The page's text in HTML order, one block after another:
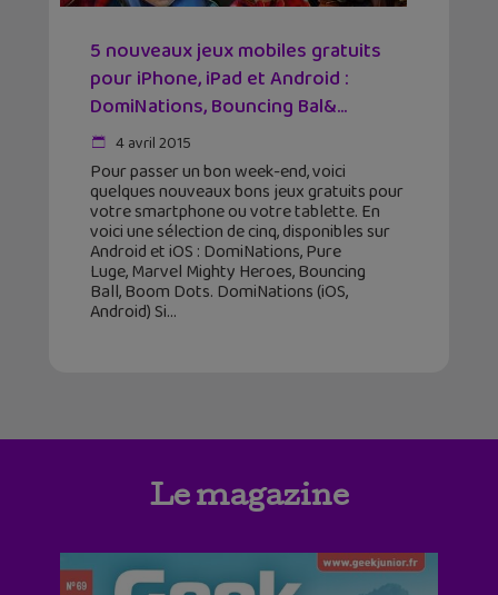
5 nouveaux jeux mobiles gratuits
pour iPhone, iPad et Android :
DomiNations, Bouncing Bal&...
4 avril 2015
Pour passer un bon week-end, voici
quelques nouveaux bons jeux gratuits pour
votre smartphone ou votre tablette. En
voici une sélection de cinq, disponibles sur
Android et iOS : DomiNations, Pure
Luge, Marvel Mighty Heroes, Bouncing
Ball, Boom Dots. DomiNations (iOS,
Android) Si
Le magazine